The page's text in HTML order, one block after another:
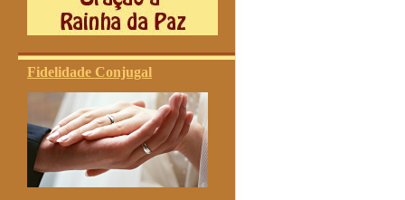
Fidelidade Conjugal